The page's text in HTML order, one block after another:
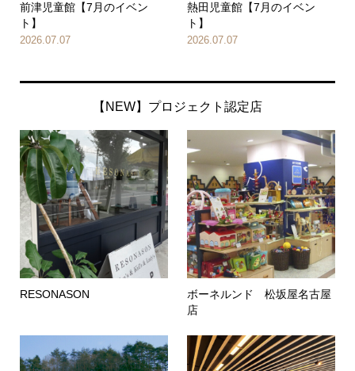
前津児童館【7月のイベン
ト】
2026.07.07
熱田児童館【7月のイベン
ト】
2026.07.07
【NEW】プロジェクト認定店
RESONASON
ボーネルンド 松坂屋名古屋
店